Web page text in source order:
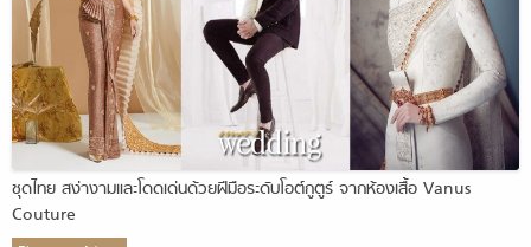
ชุดไทย สง่างามและโดดเด่นด้วยฝีมือระดับโอต์กูตูร์ จากห้องเสื้อ Vanus
Couture